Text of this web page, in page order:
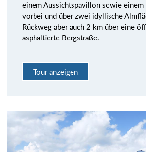
einem Aussichtspavillon sowie einem
vorbei und über zwei idyllische
Rückweg aber auch 2 km über eine
asphaltierte Bergstraße.
Tour anzeigen